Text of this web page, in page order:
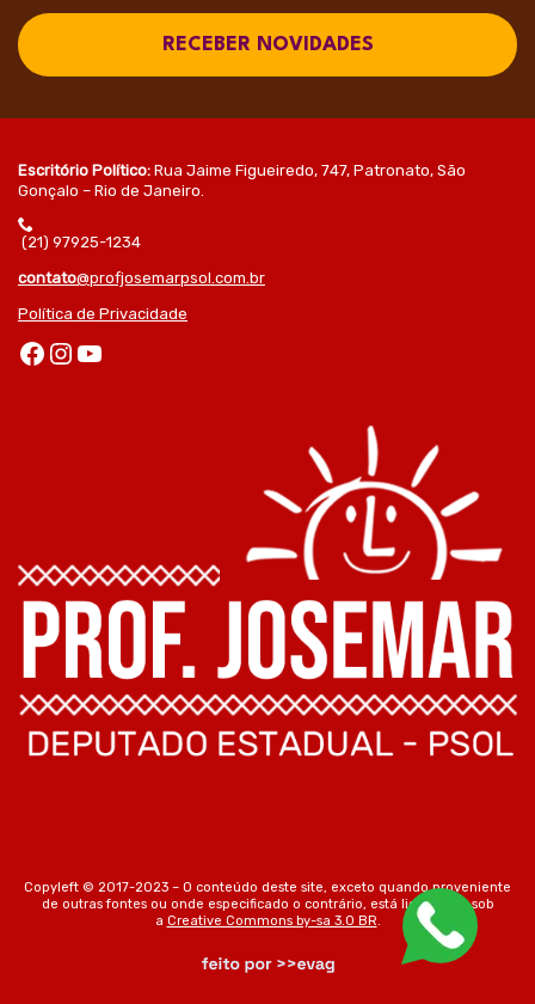
RECEBER NOVIDADES
Escritório Político: Rua Jaime Figueiredo, 747, Patronato, São
Gonçalo – Rio de Janeiro.
(21) 97925-1234
contato@profjosemarpsol.com.br
Política de Privacidade
Facebook Instagram Youtube
Copyleft © 2017-2023 – O conteúdo deste site, exceto quando proveniente
de outras fontes ou onde especificado o contrário, está licenciado sob
a Creative Commons by-sa 3.0 BR.